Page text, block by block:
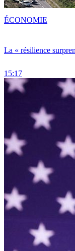
La « résilience
15:17
ÉCONOMIE